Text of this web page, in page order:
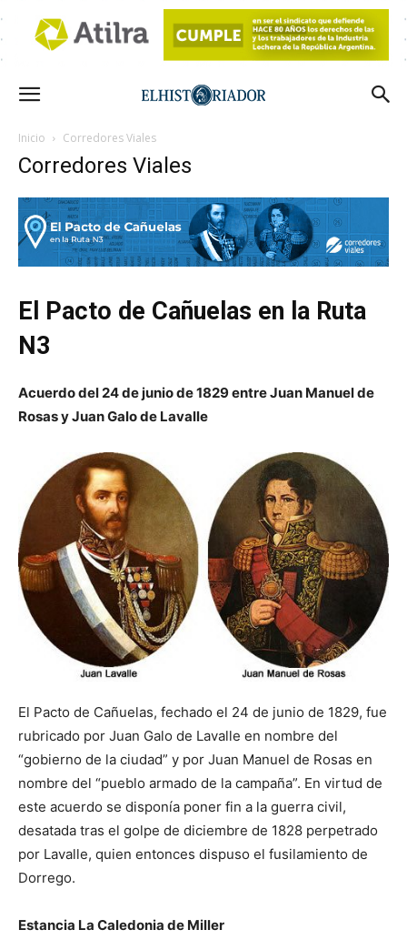
Inicio Corredores Viales
Corredores Viales
El Pacto de Cañuelas en la Ruta
N3
Acuerdo del 24 de junio de 1829 entre Juan Manuel de
Rosas y Juan Galo de Lavalle
El Pacto de Cañuelas, fechado el 24 de junio de 1829, fue
rubricado por Juan Galo de Lavalle en nombre del
“gobierno de la ciudad” y por Juan Manuel de Rosas en
nombre del “pueblo armado de la campaña”. En virtud de
este acuerdo se disponía poner fin a la guerra civil,
desatada tras el golpe de diciembre de 1828 perpetrado
por Lavalle, quien entonces dispuso el fusilamiento de
Dorrego.
Estancia La Caledonia de Miller